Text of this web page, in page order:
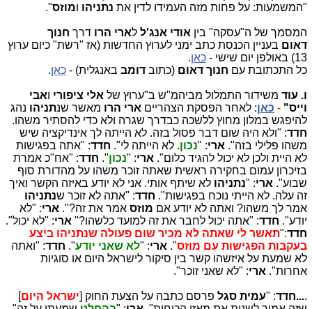
"המשמעות: על פחות מזה העמידו לדין את נתניהו ומוזס".
המסמך של ה"עסקה" בין אודי אנג'ל לארי הרו דרך חנוך
דאום בעניין הכנסת כתב ימני לערוץ החדשות (אז "רשת" כיום ערוץ
13) באולפן יום שישי -
כאן.
כל התכתובת עם חנוך דאום (כתוב דומב באנגלית) - כאן.
ו. עוד משידור התמלול מביהמ"ש ב"ערוץ של אלי ציפורי ואבי
וייס" - כאן: לאחר הפסקת הצהריים ארי הרו מאשר שנתניהו נהג
להיפגש במלון מחוץ ללשכה כבדרך שגרה ולא כדי להסתיר משהו.
חדד: "ולא היה שום דבר פסול בזה. לא הייתה לך אינדיקציה שיש
משהו פלילי בזה". ארי: "נכון. לא הייתה לי". חדד: "אתה בפגישות
לא היית ולכן לא יכול להגיד כלום". ארי: "נכון". חדד: "אח"כ אמרת
בזיכרון עמום בחקירה ראשית שאתה זוכר משהו על מהדורת סוף
שבוע". ארי: "נתניהו לא שיתף אותי. אני לא יודע באיזה הקשר ואיך
זה עלה. לא הייתי נוכח בפגישות". חדד: "אתה לא זוכר שנתניהו
אמר לך משהו? ואתה לא יודע אם מוזס אמר את זה?". ארי: "לא
יודע". חדד: "אתה יכול לחבר את זה למועד כלשהו?" ארי: "לא יכול".
חדד:"תאשר לי שאתה לא מכיר שום פעולה שנתניהו ביצע
בעקבות הפגישות עם מוזס". ארי: "לא שאני יודע". חדד: "ואתה
לא שמעת על איזשהו קשר בין סיקור לישראל היום או סוגיות
אחרות". ארי: "לא שאני זוכר".
....חדד: "עמית סגל פרסם כתבה על הצעת החוק [ישראל היום]